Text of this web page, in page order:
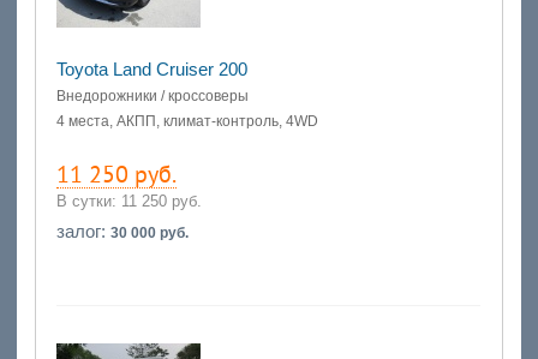
Toyota Land Cruiser 200
Внедорожники / кроссоверы
4 места, АКПП, климат-контроль, 4WD
11 250 руб.
В сутки: 11 250 руб.
залог:30 000 руб.